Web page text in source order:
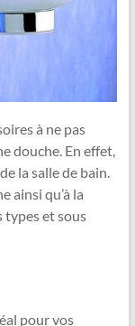
à ne pas
douche. En effet,
la salle de bain.
ainsi qu’à la
types et sous
pour vos